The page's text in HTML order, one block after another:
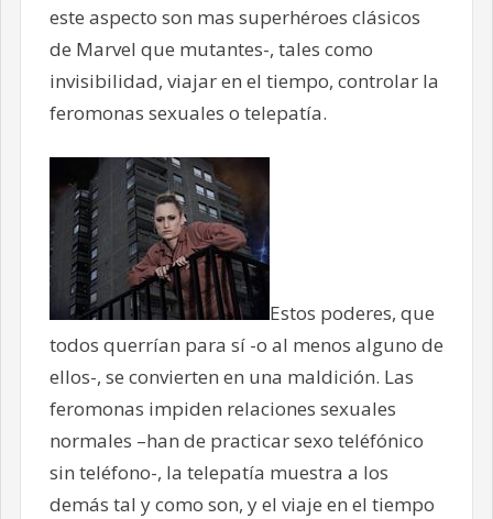
este aspecto son mas superhéroes clásicos
de Marvel que mutantes-, tales como
invisibilidad, viajar en el tiempo, controlar la
feromonas sexuales o telepatía.
Estos poderes, que
todos querrían para sí -o al menos alguno de
ellos-, se convierten en una maldición. Las
feromonas impiden relaciones sexuales
normales –han de practicar sexo teléfónico
sin teléfono-, la telepatía muestra a los
demás tal y como son, y el viaje en el tiempo